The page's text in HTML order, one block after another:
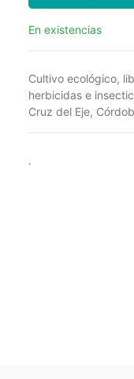
En existencias
Cultivo ecológico,
herbicidas e
Cruz del Eje,
.